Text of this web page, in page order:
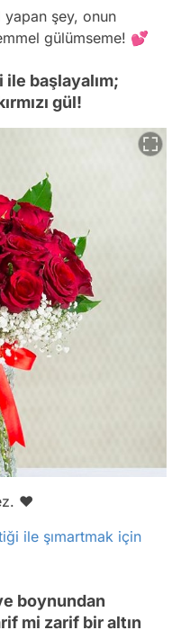
yapan şey, onun
gülümseme! 💕
ile başlayalım;
gül!
❤️
ile şımartmak için
boynundan
mi zarif bir altın